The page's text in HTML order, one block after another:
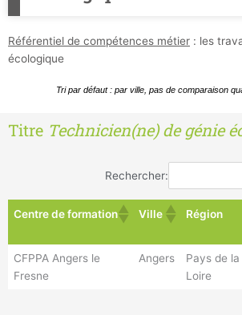
Référentiel de compétences métier : les
écologique
Tri par défaut : par ville, pas de comparaison
Titre Technicien(ne) de génie
Rechercher:
Centre de formation Ville Région
CFPPA Angers le
Fresne
Angers
Pays de la
Loire